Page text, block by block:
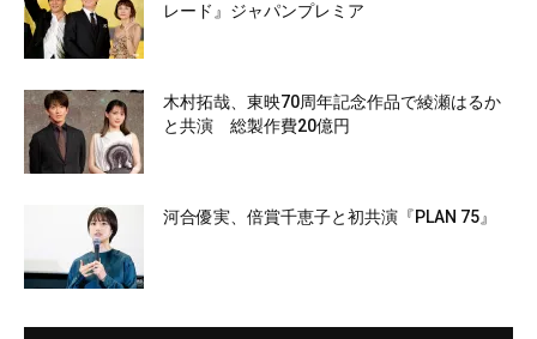
レード』ジャパンプレミア
木村拓哉、東映70周年記念作品で綾瀬はるか
と共演 総製作費20億円
河合優実、倍賞千恵子と初共演『PLAN 75』